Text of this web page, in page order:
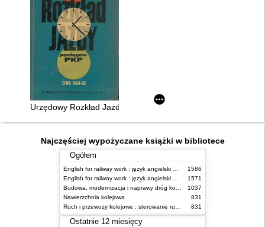
Urzędowy Rozkład Jazdy ważny 1.X.1961 - 26.V.1962 r
Najczęściej wypożyczane książki w bibliotece
Ogółem
English for railway work : język angielski dla kolejarzy - podręcznik dla początkujących
1586
English for railway work : język angielski dla kolejarzy - podręcznik dla zaawansowanych
1571
Budowa, modernizacja i naprawy dróg kolejowych
1037
Nawierzchnia kolejowa
831
Ruch i przewozy kolejowe : sterowanie ruchem
831
Ostatnie 12 miesięcy